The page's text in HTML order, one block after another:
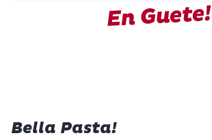
En Guete!
Bella Pasta!